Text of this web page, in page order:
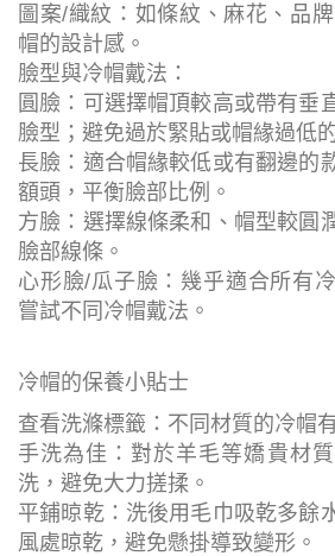
圖案/織紋：如條紋、麻花、品
帽的設計感。
臉型與冷帽戴法：
圓臉：可選擇帽頂較高或帶有垂
臉型；避免過於緊貼或帽緣過低
長臉：適合帽緣較低或有翻邊的
額頭，平衡臉部比例。
方臉：選擇線條柔和、帽型較圓
臉部線條。
心形臉/瓜子臉：幾乎適合所有
嘗試不同冷帽戴法。
冷帽的保養小貼士
查看洗滌標籤：不同材質的冷帽
手洗為佳：對於羊毛等嬌貴材
洗，避免大力搓揉。
平鋪晾乾：洗後用毛巾吸乾多餘
風處晾乾，避免懸掛導致變形。